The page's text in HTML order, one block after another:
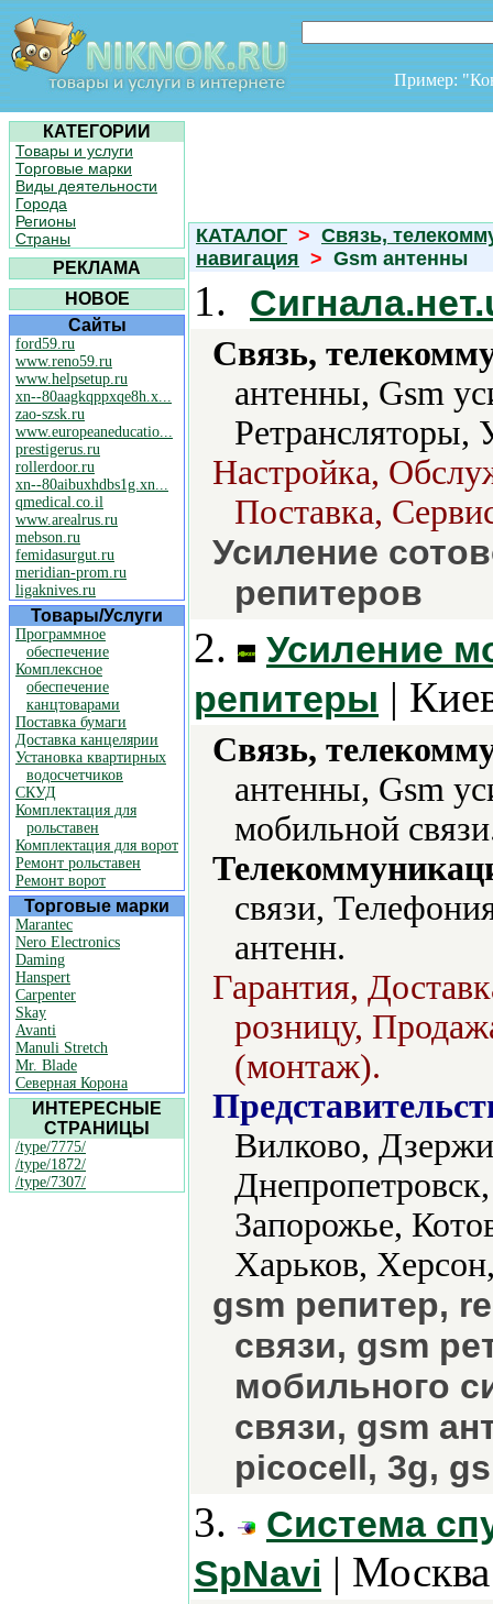
Пример:
КАТЕГОРИИ
Товары и услуги
Торговые марки
Виды деятельности
Города
Регионы
Страны
РЕКЛАМА
НОВОЕ
Сайты
ford59.ru
www.reno59.ru
www.helpsetup.ru
xn--80aagkqppxqe8h.x...
zao-szsk.ru
www.europeaneducatio...
prestigerus.ru
rollerdoor.ru
xn--80aibuxhdbs1g.xn...
qmedical.co.il
www.arealrus.ru
mebson.ru
femidasurgut.ru
meridian-prom.ru
ligaknives.ru
Товары/Услуги
Программное
обеспечение
Комплексное
обеспечение
канцтоварами
Поставка бумаги
Доставка канцелярии
Установка квартирных
водосчетчиков
СКУД
Комплектация для
рольставен
Комплектация для ворот
Ремонт рольставен
Ремонт ворот
Торговые марки
Marantec
Nero Electronics
Daming
Hanspert
Carpenter
Skay
Avanti
Manuli Stretch
Mr. Blade
Северная Корона
ИНТЕРЕСНЫЕ
СТРАНИЦЫ
/type/7775/
/type/1872/
/type/7307/
КАТАЛОГ > Связь,
навигация > Gsm антенны
1.
Связь,
антенны, Gsm
Ретрансляторы,
Настройка,
Поставка,
Усиление
репитеров
2.
Усиление
репитеры |
Связь,
антенны, Gsm
мобильной
связи,
антенн.
Гарантия,
розницу,
(монтаж).
Вилково,
Запорожье,
Харьков,
gsm репитер,
связи, gsm
мобильного
связи, gsm
picocell, 3g,
3.
Система
SpNavi |